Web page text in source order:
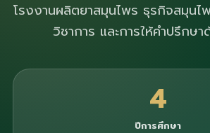
โรงงานผลิตยาสมุนไพร ธุรกิจสมุนไ
วิชาการ และการให้คำปรึกษ
4
ปีการศึกษา